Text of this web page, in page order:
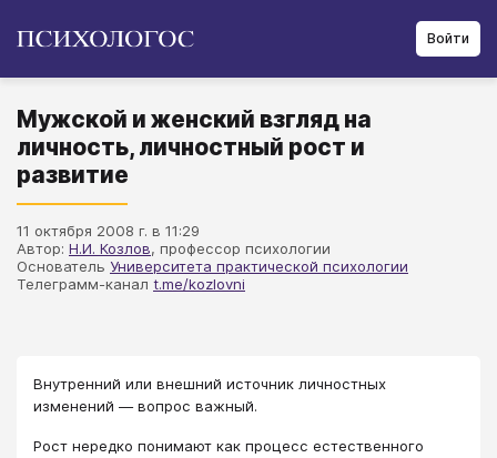
Войти
Мужской и женский взгляд на
личность, личностный рост и
развитие
11 октября 2008 г. в 11:29
Автор: Н.И. Козлов, профессор психологии
Основатель Университета практической психологии
Телеграмм-канал t.me/kozlovni
Внутренний или внешний источник личностных
изменений — вопрос важный.
Рост нередко понимают как процесс естественного